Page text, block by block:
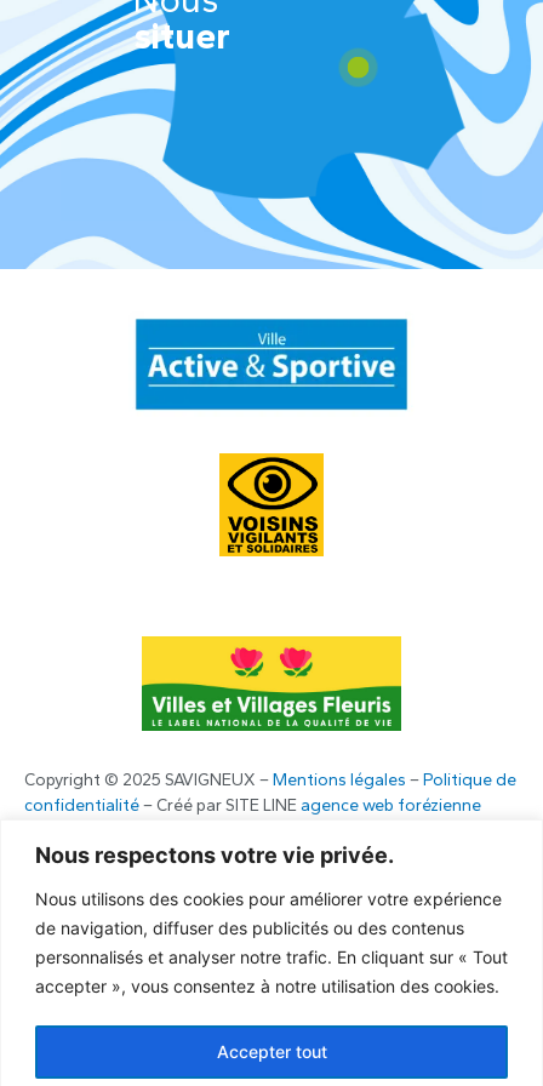
Nous respectons votre vie privée.
Nous utilisons des cookies pour améliorer votre expérience
de navigation, diffuser des publicités ou des contenus
personnalisés et analyser notre trafic. En cliquant sur « Tout
accepter », vous consentez à notre utilisation des cookies.
Accepter tout
situer
Copyright © 2025 SAVIGNEUX –Mentions légales –Politique de
confidentialité– Créé par SITE LINEagence web forézienne